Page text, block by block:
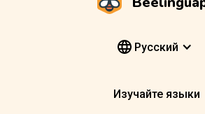
Pусский
Изучайте языки